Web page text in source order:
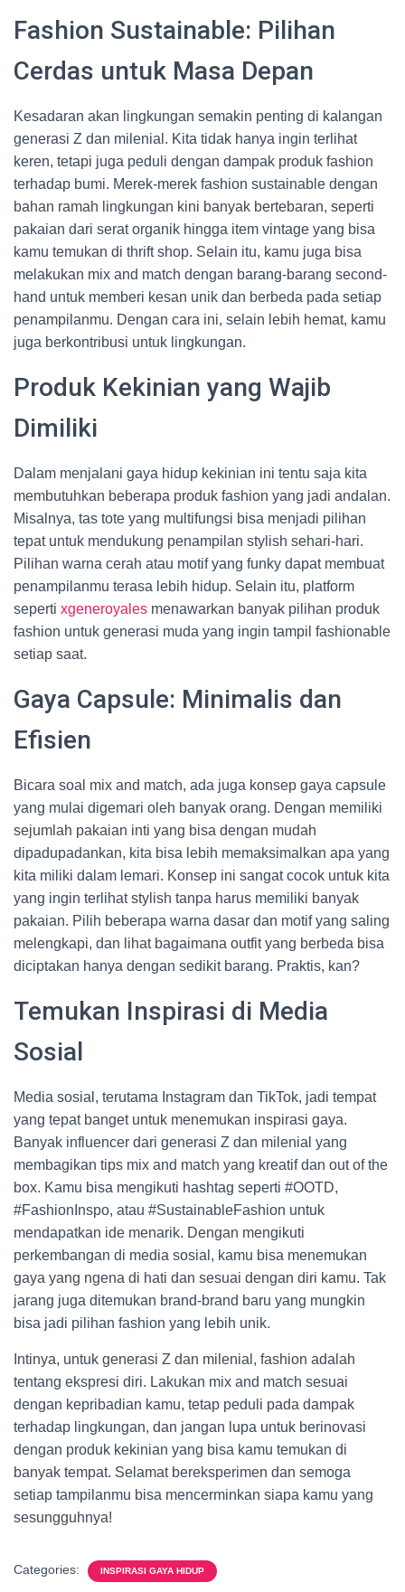
Fashion Sustainable: Pilihan
Cerdas untuk Masa Depan
Kesadaran akan lingkungan semakin penting di kalangan
generasi Z dan milenial. Kita tidak hanya ingin terlihat
keren, tetapi juga peduli dengan dampak produk fashion
terhadap bumi. Merek-merek fashion sustainable dengan
bahan ramah lingkungan kini banyak bertebaran, seperti
pakaian dari serat organik hingga item vintage yang bisa
kamu temukan di thrift shop. Selain itu, kamu juga bisa
melakukan mix and match dengan barang-barang second-
hand untuk memberi kesan unik dan berbeda pada setiap
penampilanmu. Dengan cara ini, selain lebih hemat, kamu
juga berkontribusi untuk lingkungan.
Produk Kekinian yang Wajib
Dimiliki
Dalam menjalani gaya hidup kekinian ini tentu saja kita
membutuhkan beberapa produk fashion yang jadi andalan.
Misalnya, tas tote yang multifungsi bisa menjadi pilihan
tepat untuk mendukung penampilan stylish sehari-hari.
Pilihan warna cerah atau motif yang funky dapat membuat
penampilanmu terasa lebih hidup. Selain itu, platform
seperti xgeneroyales menawarkan banyak pilihan produk
fashion untuk generasi muda yang ingin tampil fashionable
setiap saat.
Gaya Capsule: Minimalis dan
Efisien
Bicara soal mix and match, ada juga konsep gaya capsule
yang mulai digemari oleh banyak orang. Dengan memiliki
sejumlah pakaian inti yang bisa dengan mudah
dipadupadankan, kita bisa lebih memaksimalkan apa yang
kita miliki dalam lemari. Konsep ini sangat cocok untuk kita
yang ingin terlihat stylish tanpa harus memiliki banyak
pakaian. Pilih beberapa warna dasar dan motif yang saling
melengkapi, dan lihat bagaimana outfit yang berbeda bisa
diciptakan hanya dengan sedikit barang. Praktis, kan?
Temukan Inspirasi di Media
Sosial
Media sosial, terutama Instagram dan TikTok, jadi tempat
yang tepat banget untuk menemukan inspirasi gaya.
Banyak influencer dari generasi Z dan milenial yang
membagikan tips mix and match yang kreatif dan out of the
box. Kamu bisa mengikuti hashtag seperti #OOTD,
#FashionInspo, atau #SustainableFashion untuk
mendapatkan ide menarik. Dengan mengikuti
perkembangan di media sosial, kamu bisa menemukan
gaya yang ngena di hati dan sesuai dengan diri kamu. Tak
jarang juga ditemukan brand-brand baru yang mungkin
bisa jadi pilihan fashion yang lebih unik.
Intinya, untuk generasi Z dan milenial, fashion adalah
tentang ekspresi diri. Lakukan mix and match sesuai
dengan kepribadian kamu, tetap peduli pada dampak
terhadap lingkungan, dan jangan lupa untuk berinovasi
dengan produk kekinian yang bisa kamu temukan di
banyak tempat. Selamat bereksperimen dan semoga
setiap tampilanmu bisa mencerminkan siapa kamu yang
sesungguhnya!
Categories: INSPIRASI GAYA HIDUP